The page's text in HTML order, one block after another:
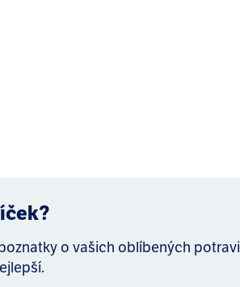
o vašich oblíbených